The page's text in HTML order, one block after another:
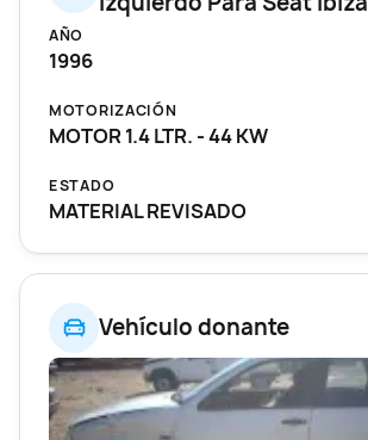
Vehículo donante
AÑO
1996
MOTORIZACIÓN
MOTOR 1.4 LTR. - 44 KW
ESTADO
MATERIAL REVISADO